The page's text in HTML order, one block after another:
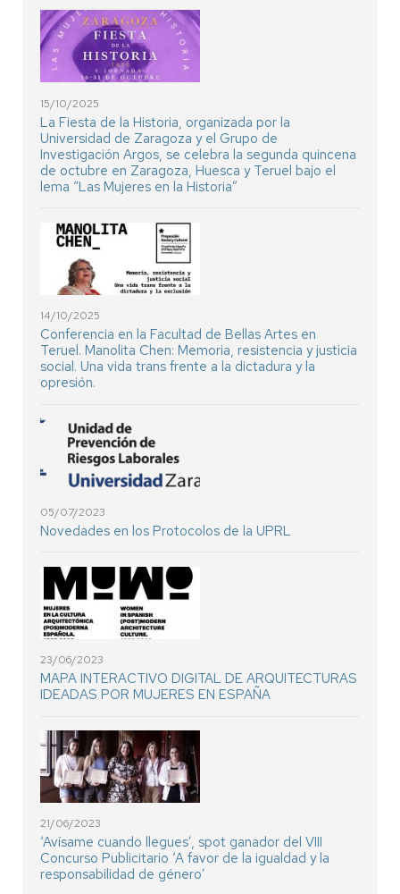
15/10/2025
La Fiesta de la Historia, organizada por la
Universidad de Zaragoza y el Grupo de
Investigación Argos, se celebra la segunda quincena
de octubre en Zaragoza, Huesca y Teruel bajo el
lema “Las Mujeres en la Historia”
14/10/2025
Conferencia en la Facultad de Bellas Artes en
Teruel. Manolita Chen: Memoria, resistencia y justicia
social. Una vida trans frente a la dictadura y la
opresión.
05/07/2023
Novedades en los Protocolos de la UPRL
23/06/2023
MAPA INTERACTIVO DIGITAL DE ARQUITECTURAS
IDEADAS POR MUJERES EN ESPAÑA
21/06/2023
‘Avísame cuando llegues’, spot ganador del VIII
Concurso Publicitario ‘A favor de la igualdad y la
responsabilidad de género’